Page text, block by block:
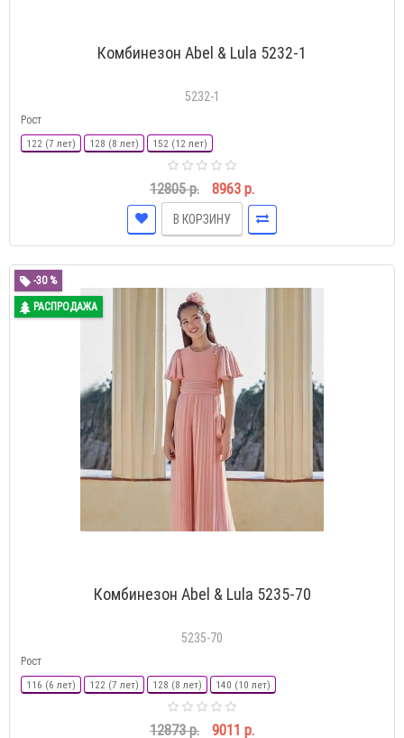
Комбинезон Abel & Lula 5232-1
5232-1
Рост
122 (7 лет) 128 (8 лет) 152 (12 лет)
12805 р. 8963 р.
В КОРЗИНУ
-30 %
РАСПРОДАЖА
Комбинезон Abel & Lula 5235-70
5235-70
Рост
116 (6 лет) 122 (7 лет) 128 (8 лет) 140 (10 лет)
12873 р. 9011 р.